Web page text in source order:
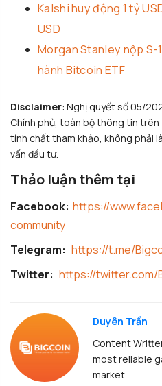
Kalshi huy động 1 tỷ
USD
Morgan Stanley nộp S-
hành Bitcoin ETF
Disclaimer: Nghị quyết số 05/
Chính phủ, toàn bộ thông tin trên
tính chất tham khảo, không phải
vấn đầu tư.
Thảo luận thêm tại
Facebook: https://
community
Telegram: https://t.me/
Twitter: https://twitter.com/
Duyên Trần
Content
most reliable
market